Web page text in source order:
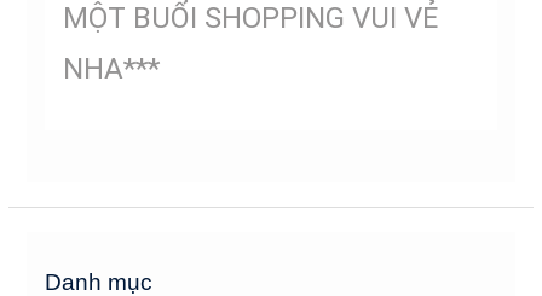
MỘT BUỔI SHOPPING VUI VẺ
NHA***
Danh mục